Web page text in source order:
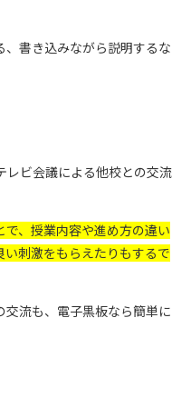
、書き込みながら説明するな
レビ会議による他校との交流
、授業内容や進め方の違い
刺激をもらえたりもするで
流も、電子黒板なら簡単に